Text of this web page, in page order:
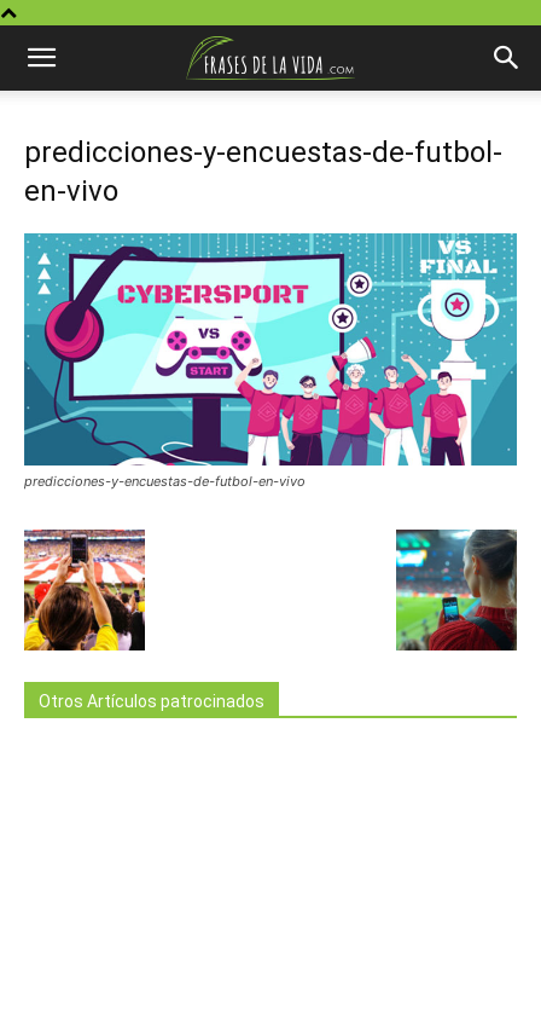
predicciones-y-encuestas-de-futbol-
en-vivo
predicciones-y-encuestas-de-futbol-en-vivo
Otros Artículos patrocinados